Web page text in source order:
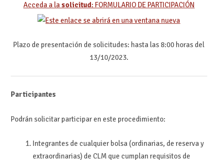
Acceda a la solicitud: FORMULARIO DE PARTICIPACIÓN
Plazo de presentación de solicitudes: hasta las 8:00 horas del
13/10/2023.
Participantes
Podrán solicitar participar en este procedimiento:
Integrantes de cualquier bolsa (ordinarias, de reserva y
extraordinarias) de CLM que cumplan requisitos de